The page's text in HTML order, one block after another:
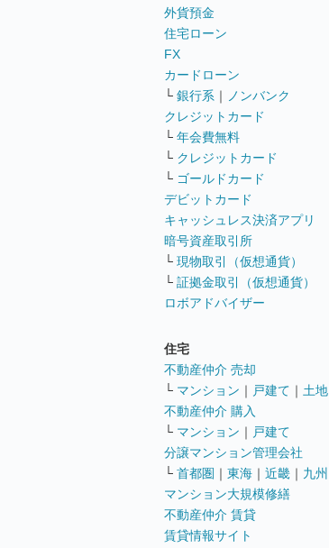
外貨預金
住宅ローン
FX
カードローン
└ 銀行系 ｜
ノンバンク
クレジットカード
└ 年会費無料
└ クレジットカード
└ ゴールドカード
デビットカード
キャッシュレス決済アプリ
暗号資産取引所
└ 現物取引（仮想通貨）
└ 証拠金取引（仮想通貨）
ロボアドバイザー
住宅
不動産仲介 売却
└ マンション ｜ 戸建て ｜ 土地
不動産仲介 購入
└ マンション ｜ 戸建て
分譲マンション管理会社
└ 首都圏 ｜ 東海 ｜ 近畿 ｜ 九州
マンション大規模修繕
不動産仲介 賃貸
賃貸情報サイト